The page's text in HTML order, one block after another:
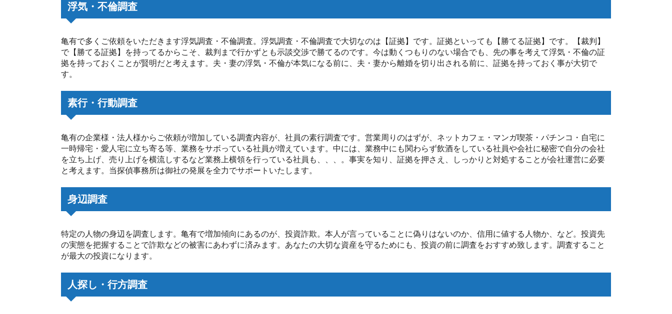
浮気・不倫調査
亀有で多くご依頼をいただきます浮気調査・不倫調査。浮気調査・不倫調査で大切なのは【証拠】です。証拠といっても【勝てる証拠】です。【裁判】
で【勝てる証拠】を持ってるからこそ、裁判まで行かずとも示談交渉で勝てるのです。今は動くつもりのない場合でも、先の事を考えて浮気・不倫の証
拠を持っておくことが賢明だと考えます。夫・妻の浮気・不倫が本気になる前に、夫・妻から離婚を切り出される前に、証拠を持っておく事が大切で
す。
素行・行動調査
亀有の企業様・法人様からご依頼が増加している調査内容が、社員の素行調査です。営業周りのはずが、ネットカフェ・マンガ喫茶・パチンコ・自宅に
一時帰宅・愛人宅に立ち寄る等、業務をサボっている社員が増えています。中には、業務中にも関わらず飲酒をしている社員や会社に秘密で自分の会社
を立ち上げ、売り上げを横流しするなど業務上横領を行っている社員も、、、。事実を知り、証拠を押さえ、しっかりと対処することが会社運営に必要
と考えます。当探偵事務所は御社の発展を全力でサポートいたします。
身辺調査
特定の人物の身辺を調査します。亀有で増加傾向にあるのが、投資詐欺。本人が言っていることに偽りはないのか、信用に値する人物か、など。投資先
の実態を把握することで詐欺などの被害にあわずに済みます。あなたの大切な資産を守るためにも、投資の前に調査をおすすめ致します。調査すること
が最大の投資になります。
人探し・行方調査